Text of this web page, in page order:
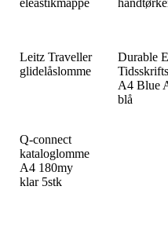
Leitz Traveller
glidelåslomme
Durable
A4 Blue
blå
Q-connect
kataloglomme
A4 180my
klar 5stk